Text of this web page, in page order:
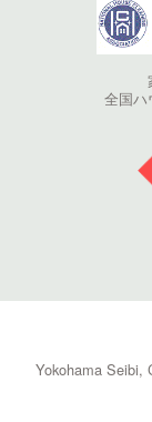
全国ハ
Yokohama Seibi,